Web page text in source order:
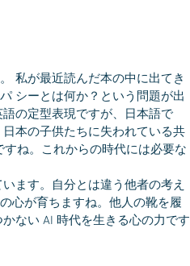
私が最近読んだ本の中に出てき
シーとは何か？という問題が出
の定型表現ですが、日本語で
本の子供たちに失われている共
ね。これからの時代には必要な
心が育ちますね。他人の靴を履
ない AI 時代を生きる心の力です